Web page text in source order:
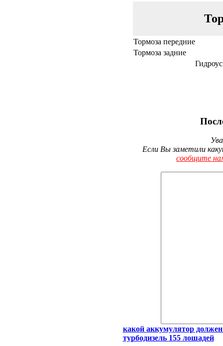
Тормоза передние
Тормоза задние
Если Вы заметили
сообщите
какой аккумулятор должен
турбодизель 155 лошадей